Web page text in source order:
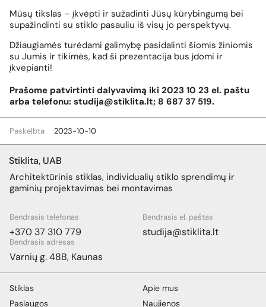
Mūsų tikslas – įkvėpti ir sužadinti Jūsų kūrybingumą bei
supažindinti su stiklo pasauliu iš visų jo perspektyvų.
Džiaugiamės turėdami galimybę pasidalinti šiomis žiniomis
su Jumis ir tikimės, kad ši prezentacija bus įdomi ir
įkvepianti!
Prašome patvirtinti dalyvavimą iki 2023 10 23 el. paštu
arba telefonu: studija@stiklita.lt; 8 687 37 519.
Paskelbta 2023-10-10
Stiklita, UAB
Architektūrinis stiklas, individualių stiklo sprendimų ir
gaminių projektavimas bei montavimas
Bendrasis telefonas
+370 37 310 779
Bendrasis el. paštas
studija@stiklita.lt
Bendrasis adresas
Varnių g. 48B, Kaunas
Stiklas
Paslaugos
Apie mus
Naujienos